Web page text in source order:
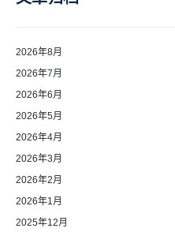
2026年8月
2026年7月
2026年6月
2026年5月
2026年4月
2026年3月
2026年2月
2026年1月
2025年12月